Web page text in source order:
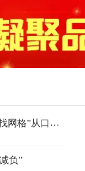
网格”从口号
负”